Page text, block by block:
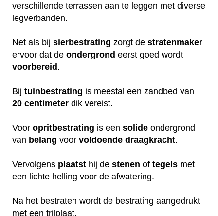
verschillende terrassen aan te leggen met diverse
legverbanden.
Net als bij sierbestrating zorgt de stratenmaker
ervoor dat de ondergrond eerst goed wordt
voorbereid.
Bij tuinbestrating is meestal een zandbed van
20 centimeter dik vereist.
Voor opritbestrating is een solide ondergrond
van belang voor voldoende draagkracht.
Vervolgens plaatst hij de stenen of tegels met
een lichte helling voor de afwatering.
Na het bestraten wordt de bestrating aangedrukt
met een trilplaat.